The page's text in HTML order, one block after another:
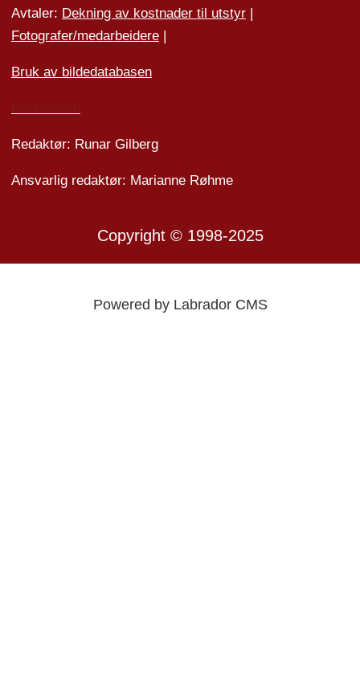
Avtaler: Dekning av kostnader til utstyr|
Fotografer/medarbeidere|
Bruk av bildedatabasen
Redaktør: Runar Gilberg
Ansvarlig redaktør: Marianne Røhme
Copyright © 1998-2025
Powered by Labrador CMS